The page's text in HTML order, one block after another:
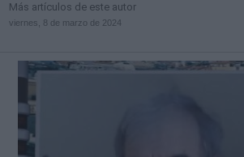
Más artículos de este autor
viernes, 8 de marzo de 2024